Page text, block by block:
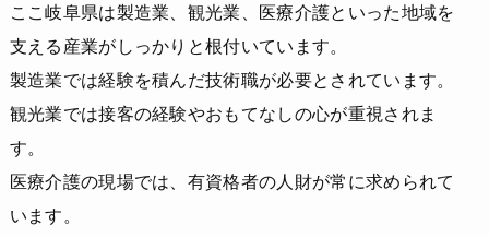
ここ岐阜県は製造業、観光業、医療介護といった地域を
支える産業がしっかりと根付いています。
製造業では経験を積んだ技術職が必要とされています。
観光業では接客の経験やおもてなしの心が重視されま
す。
医療介護の現場では、有資格者の人財が常に求められて
います。